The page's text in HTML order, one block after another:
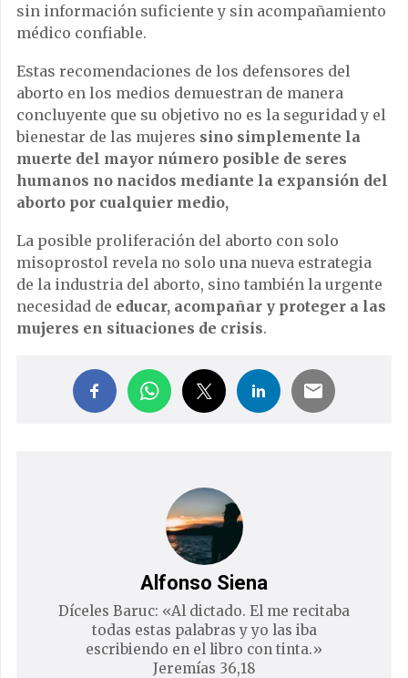
sin información suficiente y sin acompañamiento
médico confiable.
Estas recomendaciones de los defensores del
aborto en los medios demuestran de manera
concluyente que su objetivo no es la seguridad y el
bienestar de las mujeres sino simplemente la
muerte del mayor número posible de seres
humanos no nacidos mediante la expansión del
aborto por cualquier medio,
La posible proliferación del aborto con solo
misoprostol revela no solo una nueva estrategia
de la industria del aborto, sino también la urgente
necesidad de educar, acompañar y proteger a las
mujeres en situaciones de crisis.
Alfonso Siena
Díceles Baruc: «Al dictado. El me recitaba
todas estas palabras y yo las iba
escribiendo en el libro con tinta.»
Jeremías 36,18